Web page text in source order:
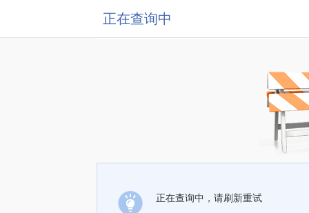
正在查询中
正在查询中，请刷新重试